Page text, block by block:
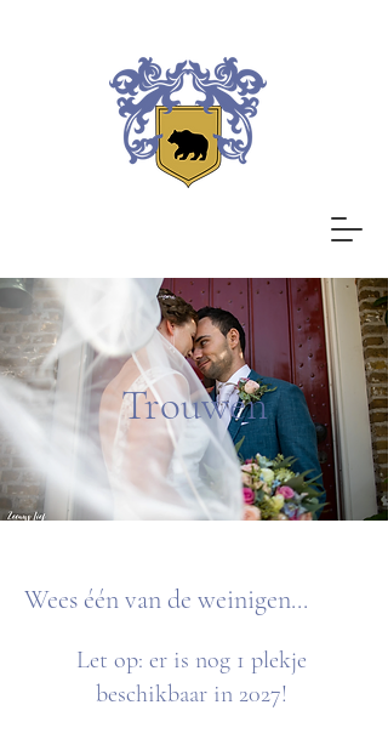
Trouwen
Wees één van de weinigen...
Let op: er is nog 1 plekje
beschikbaar in 2027!